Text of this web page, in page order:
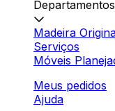
Departamentos
Madeira
Serviços
Móveis
Meus pedidos
Ajuda